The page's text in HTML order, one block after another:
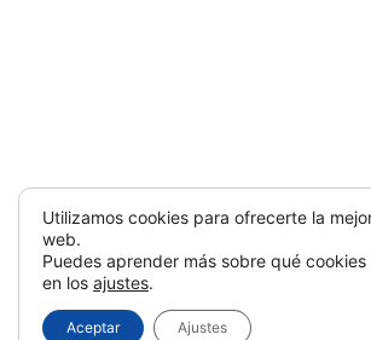
Utilizamos cookies para ofrecerte la
web.
Puedes aprender más sobre qué
en los ajustes.
Aceptar Ajustes